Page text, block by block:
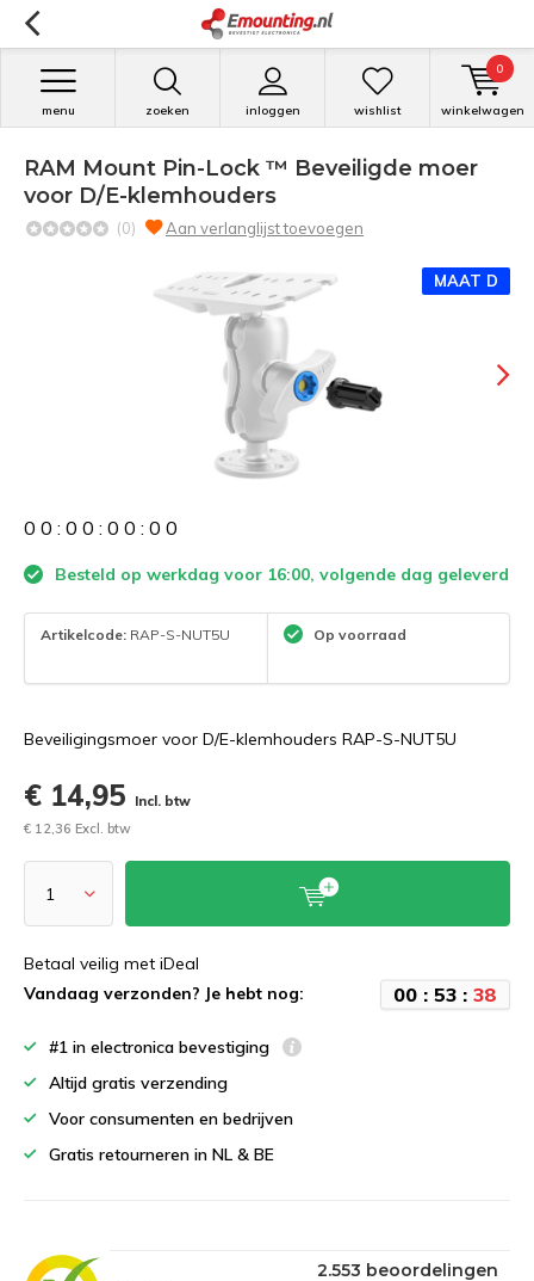
zoeken inloggen
menu wishlist winkelwagen
0
RAM Mount Pin-Lock ™ Beveiligde moer
voor D/E-klemhouders
(0) Aan verlanglijst toevoegen
MAAT D
0 0 : 0 0 : 0 0 : 0 0
Besteld op werkdag voor 16:00, volgende dag geleverd
Artikelcode: RAP-S-NUT5U Op voorraad
Beveiligingsmoer voor D/E-klemhouders RAP-S-NUT5U
€ 14,95
Incl. btw
€ 12,36 Excl. btw
Betaal veilig met iDeal
Vandaag verzonden? Je hebt nog:
00 : 53 : 38
#1 in electronica bevestiging
Altijd gratis verzending
Voor consumenten en bedrijven
Gratis retourneren in NL & BE
2.553 beoordelingen